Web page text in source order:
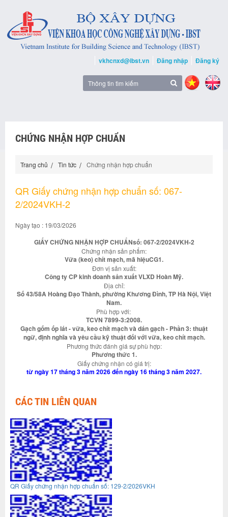
vkhcnxd@ibst.vn Đăng nhập Đăng ký
CHỨNG NHẬN HỢP CHUẨN
Trang chủ Tin tức Chứng nhận hợp chuẩn
QR Giấy chứng nhận hợp chuẩn số: 067-
2/2024VKH-2
Ngày tạo : 19/03/2026
GIẤY CHỨNG NHẬN HỢP CHUẨNsố: 067-2/2024VKH-2
Chứng nhận sản phẩm:
Vữa (keo) chít mạch, mã hiệuCG1.
Đơn vị sản xuất:
Công ty CP kinh doanh sản xuất VLXD Hoàn Mỹ.
Địa chỉ:
Số 43/58A Hoàng Đạo Thành, phường Khương Đình, TP Hà Nội, Việt
Nam.
Phù hợp với:
TCVN 7899-3:2008.
Gạch gốm ốp lát - vữa, keo chít mạch và dán gạch - Phần 3: thuật
ngữ, định nghĩa và yêu cầu kỹ thuật đối với vữa, keo chít mạch.
Phương thức đánh giá sự phù hợp:
Phương thức 1.
Giấy chứng nhận có giá trị:
từ ngày 17 tháng 3 năm 2026 đến ngày 16 tháng 3 năm 2027.
CÁC TIN LIÊN QUAN
QR Giấy chứng nhận hợp chuẩn số: 129-2/2026VKH